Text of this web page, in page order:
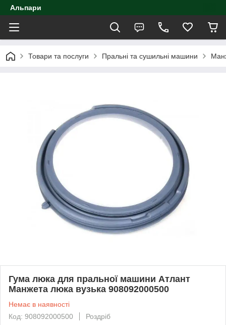
Альпари
Товари та послуги Пральні та сушильні машини
Гума люка для пральної машини Атлант
Манжета люка вузька 908092000500
Немає в наявності
Код: 908092000500
Роздріб